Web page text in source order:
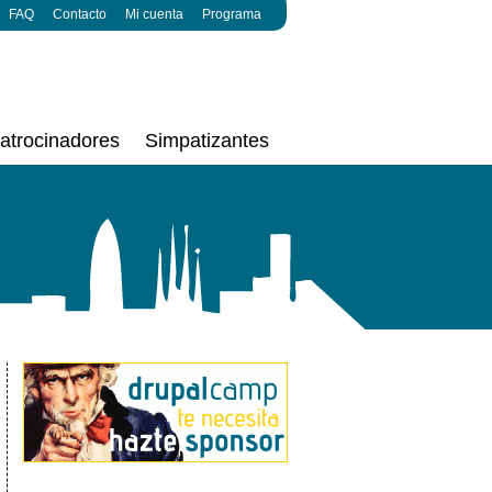
FAQ Contacto Mi cuenta Programa
Simpatizantes